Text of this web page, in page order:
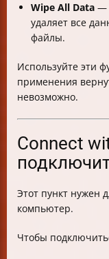
Wipe All Data —
удаляет все
файлы.
Используйте эти
применения
невозможно.
Connect
Этот пункт нужен
компьютер.
Чтобы